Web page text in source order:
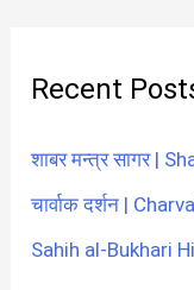
Recent
शाबर मन्त्र सागर |
चार्वाक दर्शन |
Sahih al-Bukhari